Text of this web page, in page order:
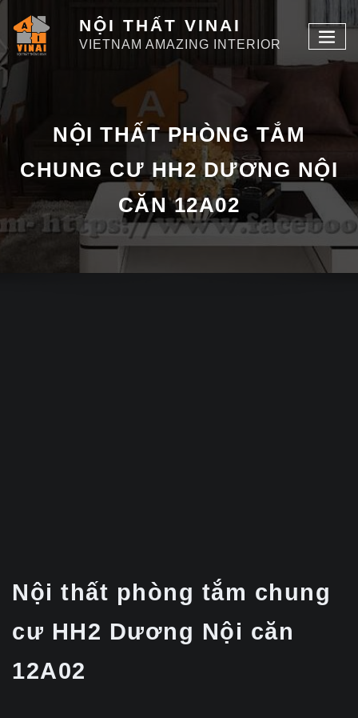
NỘI THẤT VINAI
VIETNAM AMAZING INTERIOR
NỘI THẤT PHÒNG TẮM
CHUNG CƯ HH2 DƯƠNG NỘI
CĂN 12A02
Nội thất phòng tắm chung
cư HH2 Dương Nội căn
12A02